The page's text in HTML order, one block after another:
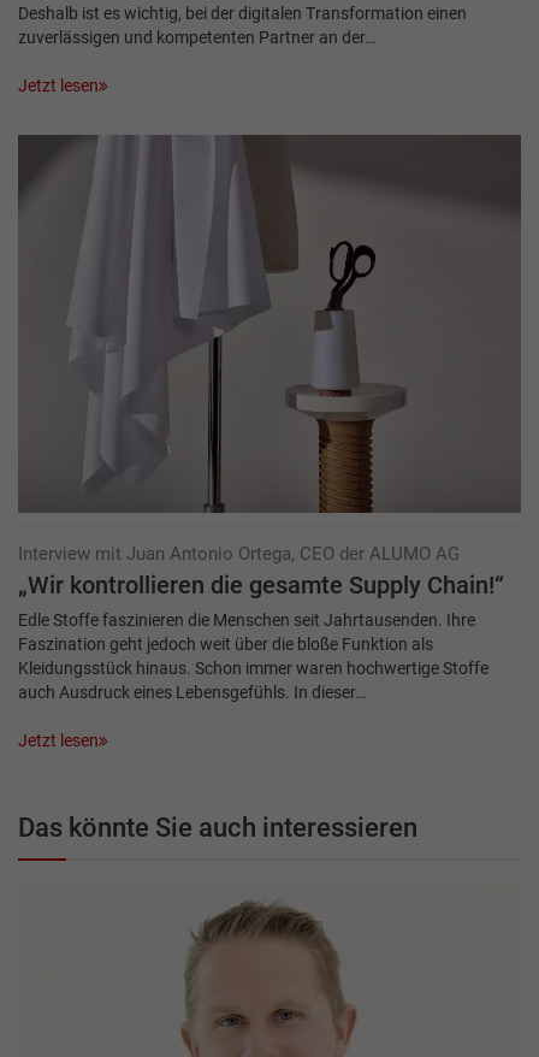
Deshalb ist es wichtig, bei der digitalen Transformation einen
zuverlässigen und kompetenten Partner an der…
Jetzt lesen
Interview mit Juan Antonio Ortega, CEO der ALUMO AG
„Wir kontrollieren die gesamte Supply Chain!“
Edle Stoffe faszinieren die Menschen seit Jahrtausenden. Ihre
Faszination geht jedoch weit über die bloße Funktion als
Kleidungsstück hinaus. Schon immer waren hochwertige Stoffe
auch Ausdruck eines Lebensgefühls. In dieser…
Jetzt lesen
Das könnte Sie auch interessieren